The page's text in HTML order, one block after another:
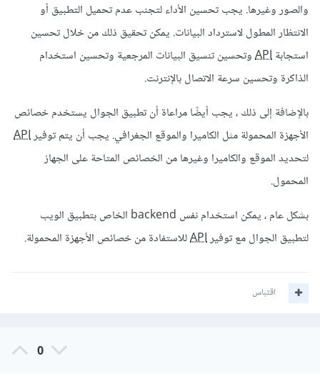
والصور وغيرها. يجب تحسين الأداء لتجنب عدم تحميل التطبيق أو
الانتظار المطول لاسترداد البيانات. يمكن تحقيق ذلك من خلال تحسين
استجابةAPIوتحسين تنسيق البيانات المرجعية وتحسين استخدام
الذاكرة وتحسين سرعة الاتصال بالإنترنت.
بالإضافة إلى ذلك ، يجب أيضًا مراعاة أن تطبيق الجوال يستخدم خصائص
الأجهزة المحمولة مثل الكاميرا والموقع الجغرافي. يجب أن يتم توفيرAPI
لتحديد الموقع والكاميرا وغيرها من الخصائص المتاحة على الجهاز
المحمول.
بشكل عام ، يمكن استخدام نفس backend الخاص بتطبيق الويب
لتطبيق الجوال مع توفيرAPIللاستفادة من خصائص الأجهزة المحمولة.
اقتباس
0